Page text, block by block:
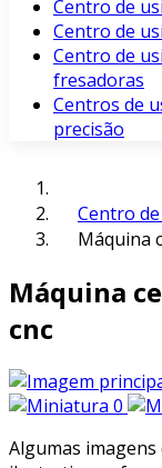
Centro de
Centro de
Centro de
fresadoras
Centros de
precisão
Centro
Máquina
Máquina
cnc
Algumas